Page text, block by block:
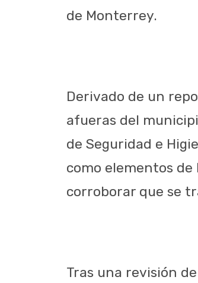
de Monterrey.
Derivado de un
afueras del
de Seguridad e
como elementos de
corroborar que se
Tras una revisión